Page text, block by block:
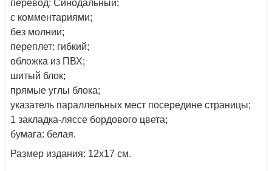
перевод: Синодальный;
с комментариями;
без молнии;
переплет: гибкий;
обложка из ПВХ;
шитый блок;
прямые углы блока;
указатель параллельных мест посередине страницы;
1 закладка-ляссе бордового цвета;
бумага: белая.
Размер издания: 12х17 см.